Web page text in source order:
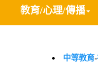
教育/心理/傳播
中等教育-